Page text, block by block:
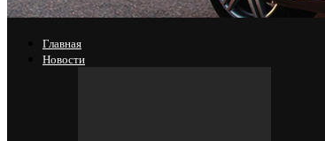
Главная
Новости